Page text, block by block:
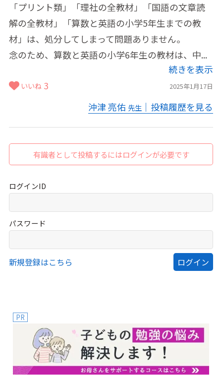
「プリント類」「理社の全教材」「国語の文章読
解の全教材」「算数と英語の小学5年生までの教
材」は、処分してしまって問題ありません。
念のため、算数と英語の小学6年生の教材は、中...
続きを表示
2025年1月17日
いいね 3
沖津 亮佑 先生 ｜投稿履歴を見る
有識者として投稿するにはログインが必要です
ログインID
パスワード
新規登録はこちら
PR